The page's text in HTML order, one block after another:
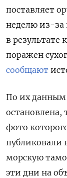
поставляет
неделю из-за
в результате
поражен
сообщают
По их данным,
остановлена,
фото
публиковали
морскую
эти дни на